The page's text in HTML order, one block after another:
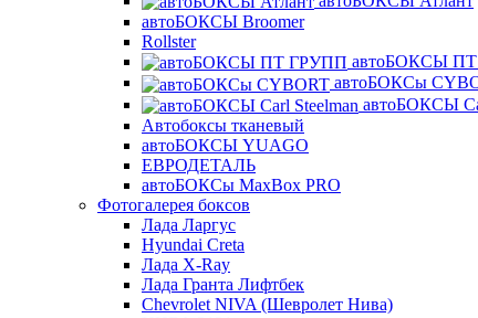
автоБОКСЫ Broomer
Rollster
автоБОКСЫ
автоБОКСы
автоБОКСЫ
Автобоксы тканевый
автоБОКСЫ YUAGO
ЕВРОДЕТАЛЬ
автоБОКСы MaxBox PRO
Фотогалерея боксов
Лада Ларгус
Hyundai Creta
Лада X-Ray
Лада Гранта Лифтбек
Chevrolet NIVA (Шевролет Нива)